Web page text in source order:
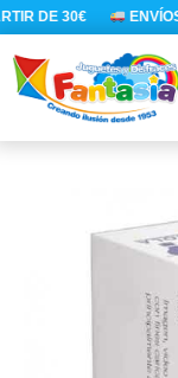
Ir
al
contenido
DE 30€